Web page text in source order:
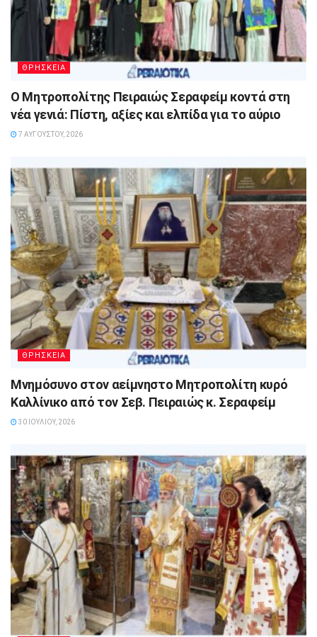
ΘΡΗΣΚΕΙΑ
Ο Μητροπολίτης Πειραιώς Σεραφείμ κοντά στη
νέα γενιά: Πίστη, αξίες και ελπίδα για το αύριο
7 ΑΥΓΟΎΣΤΟΥ, 2026
ΘΡΗΣΚΕΙΑ
Μνημόσυνο στον αείμνηστο Μητροπολίτη κυρό
Καλλίνικο από τον Σεβ. Πειραιώς κ. Σεραφείμ
30 ΙΟΥΛΊΟΥ, 2026